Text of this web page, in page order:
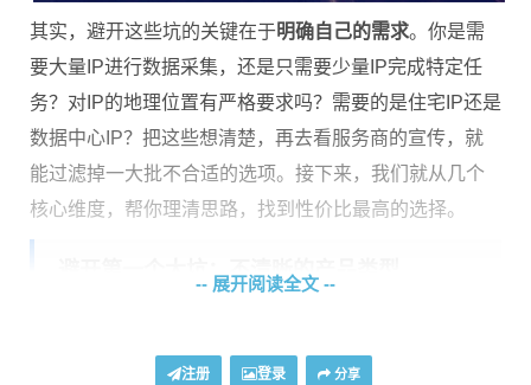
其实，避开这些坑的关键在于明确自己的需求。你是需
要大量IP进行数据采集，还是只需要少量IP完成特定任
务？对IP的地理位置有严格要求吗？需要的是住宅IP还是
数据中心IP？把这些想清楚，再去看服务商的宣传，就
能过滤掉一大批不合适的选项。接下来，我们就从几个
核心维度，帮你理清思路，找到性价比最高的选择。
避开第一个大坑：不清晰的产品类型
的是什么类型的代理IP？这直接决定了使用效果和价
-- 展开阅读全文 --
注册 登录 分享